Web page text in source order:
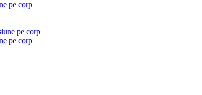
pe corp
pe corp